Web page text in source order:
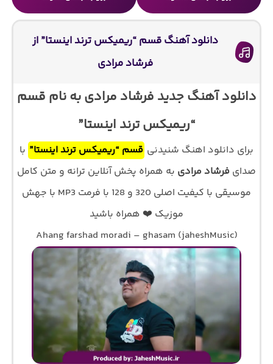
دانلود آهنگ قسم “ریمیکس ترند اینستا” از
فرشاد مرادی
دانلود آهنگ جدید فرشاد مرادی به نام قسم
“ریمیکس ترند اینستا”
برای دانلود اهنگ شنیدنی قسم “ریمیکس ترند اینستا” با
صدای فرشاد مرادی به همراه پخش آنلاین ترانه و متن کامل
موسیقی با کیفیت اصلی 320 و 128 با فرمت MP3 با جهش
موزیک ❤️ همراه باشید
Ahang farshad moradi – ghasam (jaheshMusic)